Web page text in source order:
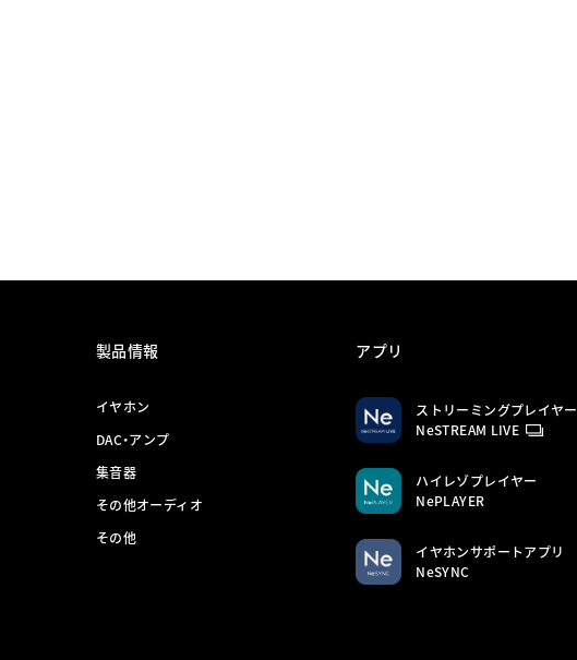
製品情報
イヤホン
DAC・アンプ
集音器
その他オーディオ
その他
アプリ
ストリーミングプレイヤー
NeSTREAM LIVE
ハイレゾプレイヤー
NePLAYER
イヤホンサポートアプリ
NeSYNC